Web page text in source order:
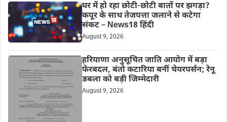
घर में हो रहा छोटी-छोटी बातों पर झगड़ा?
कपूर के साथ तेजपत्ता जलाने से कटेगा
संकट – News18 हिंदी
August 9, 2026
हरियाणा अनुसूचित जाति आयोग में बड़ा
फेरबदल, बंतो कटारिया बनीं चेयरपर्सन; रेनू
डबला को बड़ी जिम्मेदारी
August 9, 2026